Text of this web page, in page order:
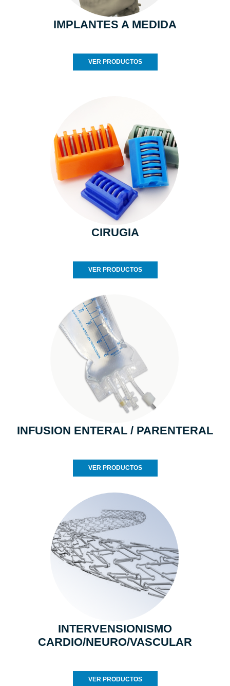
IMPLANTES A MEDIDA
VER PRODUCTOS
CIRUGIA
VER PRODUCTOS
INFUSION ENTERAL / PARENTERAL
VER PRODUCTOS
INTERVENSIONISMO
CARDIO/NEURO/VASCULAR
VER PRODUCTOS